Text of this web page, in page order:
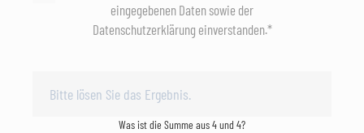
eingegebenen Daten sowie der
Datenschutzerklärung einverstanden.*
Was ist die Summe aus 4 und 4?